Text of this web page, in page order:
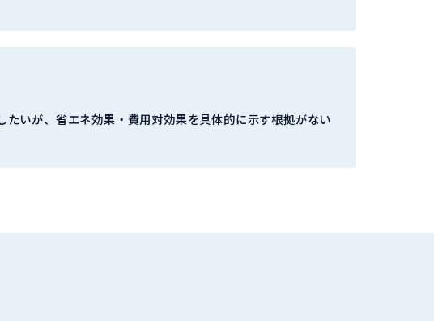
たいが、省エネ効果・費用対効果を具体的に示す根拠がない